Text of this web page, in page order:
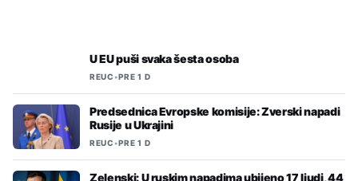
U EU puši svaka šesta osoba
REUC•PRE 1 D
Predsednica Evropske komisije: Zverski napadi
Rusije u Ukrajini
REUC•PRE 1 D
Zelenski: U ruskim napadima ubijeno 17 ljudi, 44